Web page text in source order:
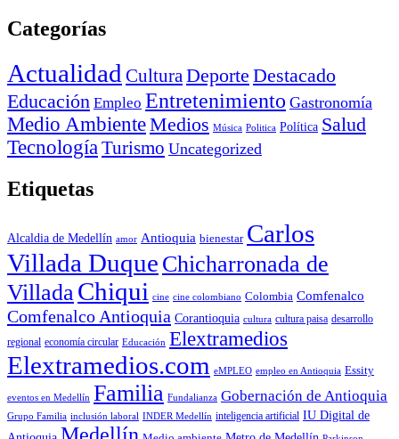
Categorías
Actualidad CulturaDeporte Destacado
Educación Empleo Entretenimiento Gastronomía
Medio AmbienteMedios Música Politica Política Salud
TecnologíaTurismo Uncategorized
Etiquetas
Alcaldia de Medellín amor Antioquia bienestar Carlos
Villada Duque Chicharronada de
VilladaChiqui cine cine colombiano Colombia Comfenalco
Comfenalco Antioquia Corantioquia cultura cultura paisa desarrollo
regional economía circular Educación Elextramedios
Elextramedios.com eMPLEO empleo en Antioquia Essity
eventos en Medellín Familia Fundalianza Gobernación de Antioquia
Grupo Familia inclusión laboral INDER Medellín inteligencia artificial IU Digital de